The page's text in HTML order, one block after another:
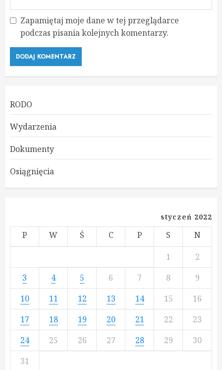
Zapamiętaj moje dane w tej przeglądarce
podczas pisania kolejnych komentarzy.
RODO
Wydarzenia
Dokumenty
Osiągnięcia
styczeń 2022
P W Ś C P S
N
1
2
3
4 5 6 7 8
9
10
11 12 13 14 15
16
17
18 19 20 21 22
23
24
25 26 27 28 29
30
31